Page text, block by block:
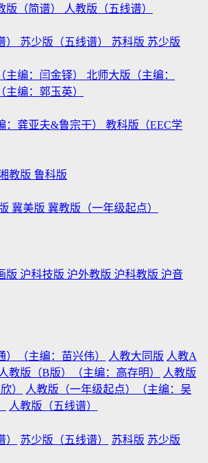
版（简谱）
人教版（五线谱）
） 苏少版（五线谱） 苏科版 苏少版
主编：闫金铎） 北师大版（主编：
主编：郭玉英）
：龚亚夫&鲁宗干） 教科版（EEC学
教版 鲁科版
冀美版 冀教版（一年级起点）
版 沪科技版 沪外教版 沪科教版 沪音
）（主编：苗兴伟） 人教大同版 人教A
人教版（B版）（主编：高存明）
人教版
）
人教版（一年级起点）（主编：吴
人教版（五线谱）
苏少版（五线谱） 苏科版 苏少版